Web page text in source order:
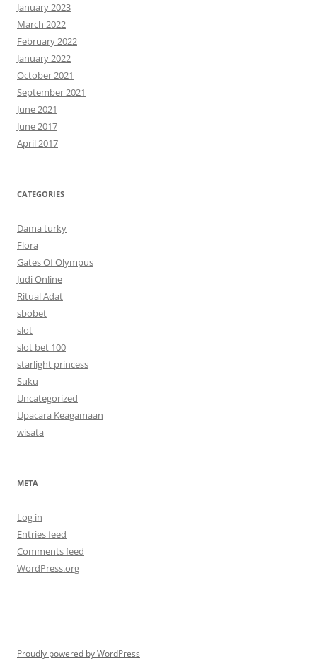
January 2023
March 2022
February 2022
January 2022
October 2021
September 2021
June 2021
June 2017
April 2017
CATEGORIES
Dama turky
Flora
Gates Of Olympus
Judi Online
Ritual Adat
sbobet
slot
slot bet 100
starlight princess
Suku
Uncategorized
Upacara Keagamaan
wisata
META
Log in
Entries feed
Comments feed
WordPress.org
Proudly powered by WordPress